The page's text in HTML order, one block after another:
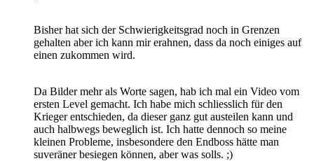
Bisher hat sich der Schwierigkeitsgrad noch in Grenzen
gehalten aber ich kann mir erahnen, dass da noch einiges auf
einen zukommen wird.
Da Bilder mehr als Worte sagen, hab ich mal ein Video vom
ersten Level gemacht. Ich habe mich schliesslich für den
Krieger entschieden, da dieser ganz gut austeilen kann und
auch halbwegs beweglich ist. Ich hatte dennoch so meine
kleinen Probleme, insbesondere den Endboss hätte man
suveräner besiegen können, aber was solls. ;)